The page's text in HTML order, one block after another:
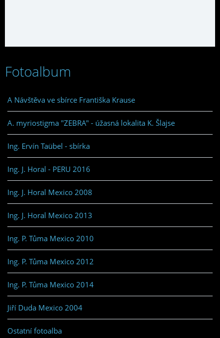
Fotoalbum
A Návštěva ve sbírce Františka Krause
A. myriostigma "ZEBRA" - úžasná lokalita K. Šlajse
Ing. Ervín Taübel - sbírka
Ing. J. Horal - PERU 2016
Ing. J. Horal Mexico 2008
Ing. J. Horal Mexico 2013
Ing. P. Tůma Mexico 2010
Ing. P. Tůma Mexico 2012
Ing. P. Tůma Mexico 2014
Jiří Duda Mexico 2004
Ostatní fotoalba